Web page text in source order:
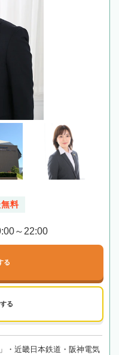
料
～22:00
る
る
・近畿日本鉄道・阪神電気